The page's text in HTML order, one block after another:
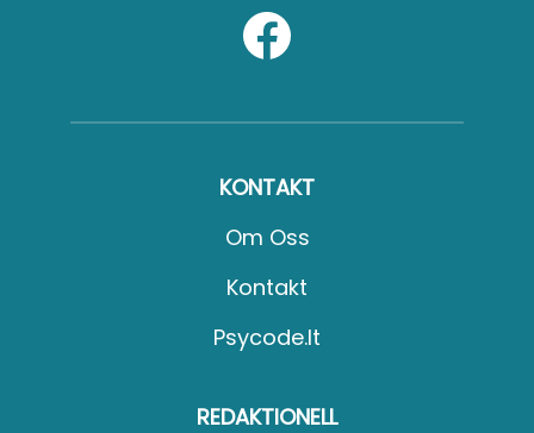
KONTAKT
Om Oss
Kontakt
Psycode.it
REDAKTIONELL